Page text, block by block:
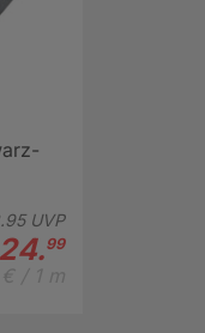
95UVP
24.99